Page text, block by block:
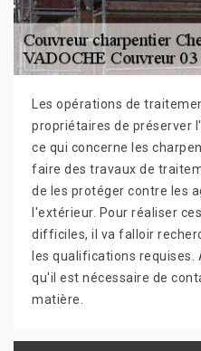
Les opérations de
propriétaires de préserver
ce qui concerne les
faire des travaux de
de les protéger contre les
l'extérieur. Pour réaliser
difficiles, il va falloir
les qualifications requises.
qu'il est nécessaire de
matière.